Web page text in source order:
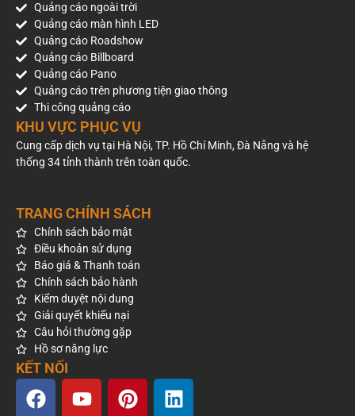
sân
trượt
băng
Vincom
Ice Rink
LED
Building
• Vị trí /
Quy mô:
Trải dài
từ tầng
của tòa
tháp
2.427 đèn LED
Dot (10W) đổi
màu
branding:
Lưu ý chuyên gia: Với LED 3D Outdoor, cấu trúc màn hình
cong là yếu tố then chốt tạo nên hiệu ứng “lao ra khỏi màn
hình” thông qua việc điều phối các góc nhìn ảo (Perspective
Quảng cáo ngoài trời
Quảng cáo màn hình LED
Quảng cáo Roadshow
Quảng cáo Billboard
Quảng cáo Pano
Quảng cáo trên phương tiện giao thông
Thi công quảng cáo
KHU VỰC PHỤC VỤ
Cung cấp dịch vụ tại Hà Nội, TP. Hồ Chí Minh, Đà Nẵng và hệ
thống 34 tỉnh thành trên toàn quốc.
TRANG CHÍNH SÁCH
Chính sách bảo mật
Điều khoản sử dụng
Báo giá & Thanh toán
Chính sách bảo hành
Kiểm duyệt nội dung
Giải quyết khiếu nại
Câu hỏi thường gặp
Hồ sơ năng lực
KẾT NỐI